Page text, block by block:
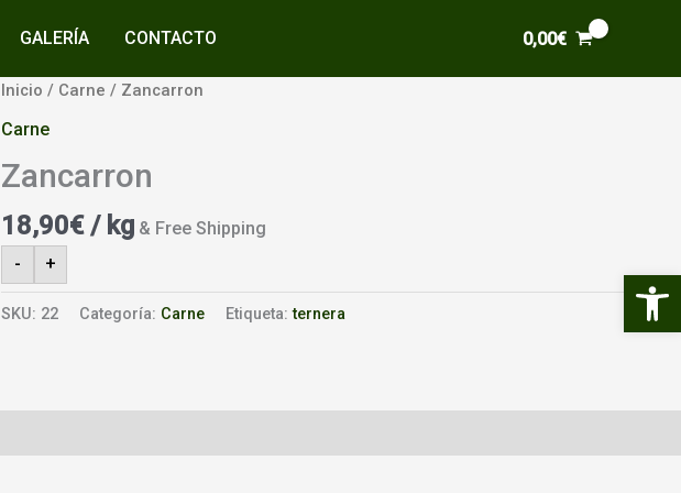
GALERÍA CONTACTO 0,00€
Inicio / Carne / Zancarron
Carne
Zancarron
18,90€/ kg & Free Shipping
-
+
SKU: 22 Categoría: Carne Etiqueta:ternera
Abrir